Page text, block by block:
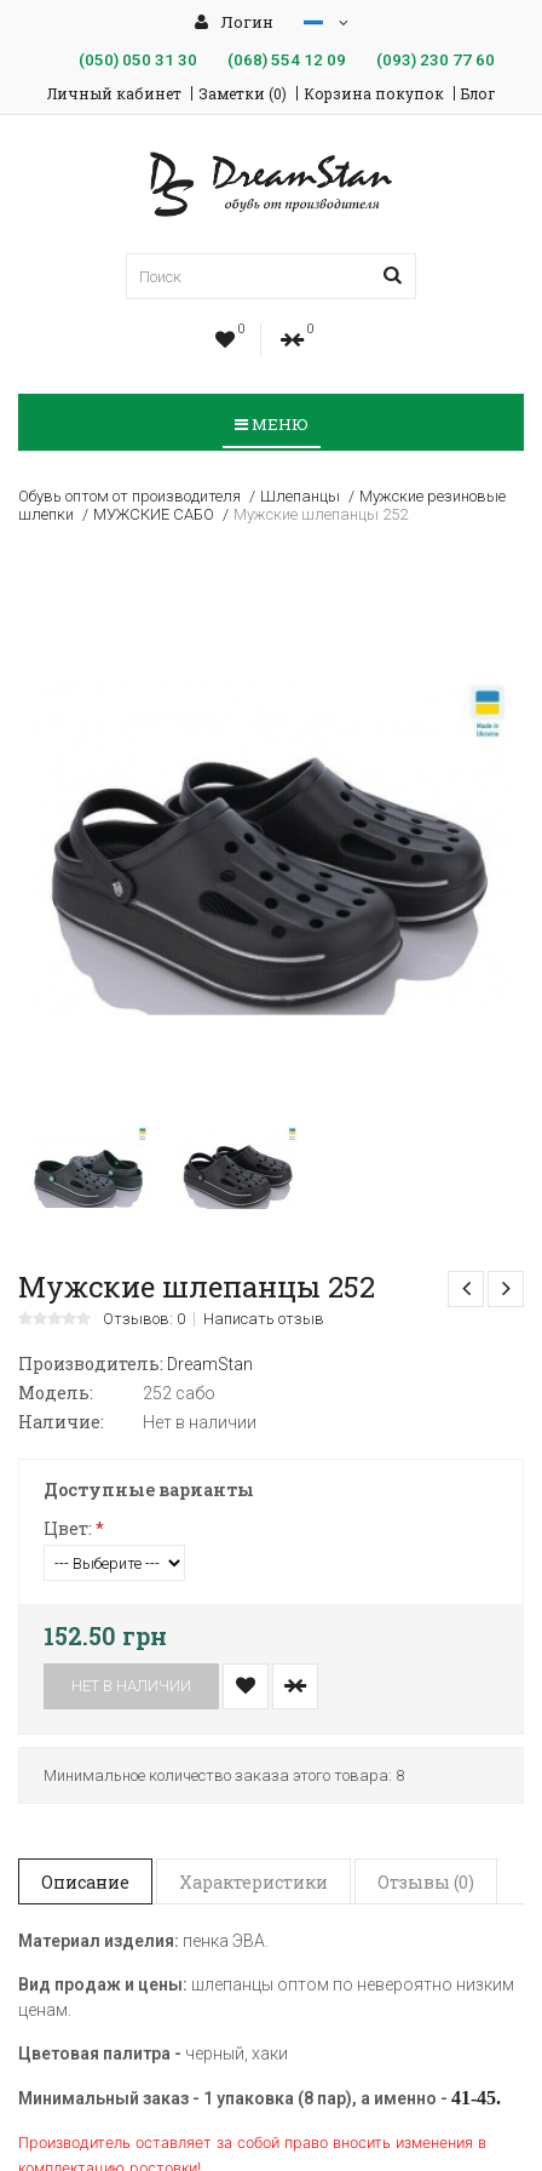
Логин
(050)050 31 30 (068)554 12 09 (093)230 77 60
Личный кабинет Заметки (0) Корзина покупок Блог
0 0
МЕНЮ
Обувь оптом от производителя Шлепанцы
Мужские резиновые
шлепки
МУЖСКИЕ САБО Мужские шлепанцы 252
Мужские шлепанцы 252
Отзывов: 0 Написать отзыв
Производитель: DreamStan
Модель: 252 сабо
Наличие: Нет в наличии
Доступные варианты
Цвет: *
152.50 грн
НЕТ В НАЛИЧИИ
Минимальное количество заказа этого товара: 8
Описание Характеристики Отзывы (0)
Материал изделия: пенка ЭВА.
Вид продаж и цены: шлепанцы оптом по невероятно низким
ценам.
Цветовая палитра - черный, хаки
Минимальный заказ - 1 упаковка (8 пар), а именно - 41-45.
Производитель оставляет за собой право вносить изменения в